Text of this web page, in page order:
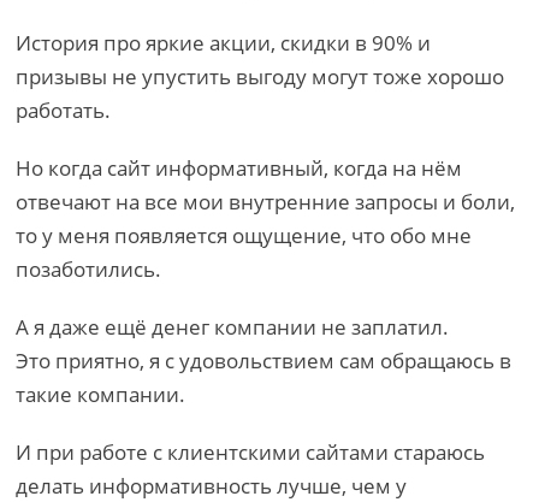
История про яркие акции, скидки в 90% и
призывы не упустить выгоду могут тоже хорошо
работать.
Но когда сайт информативный, когда на нём
отвечают на все мои внутренние запросы и боли,
то у меня появляется ощущение, что обо мне
позаботились.
А я даже ещё денег компании не заплатил.
Это приятно, я с удовольствием сам обращаюсь в
такие компании.
И при работе с клиентскими сайтами стараюсь
делать информативность лучше, чем у